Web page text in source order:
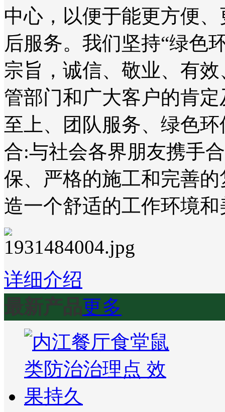
中心，以便于能更方便
后服务。我们坚持“绿色
宗旨，诚信、敬业、有
管部门和广大客户的肯
至上、团队服务、绿色
合:与社会各界朋友携手
保、严格的施工和完善
造一个舒适的工作环境
详细介绍
最新产品更多